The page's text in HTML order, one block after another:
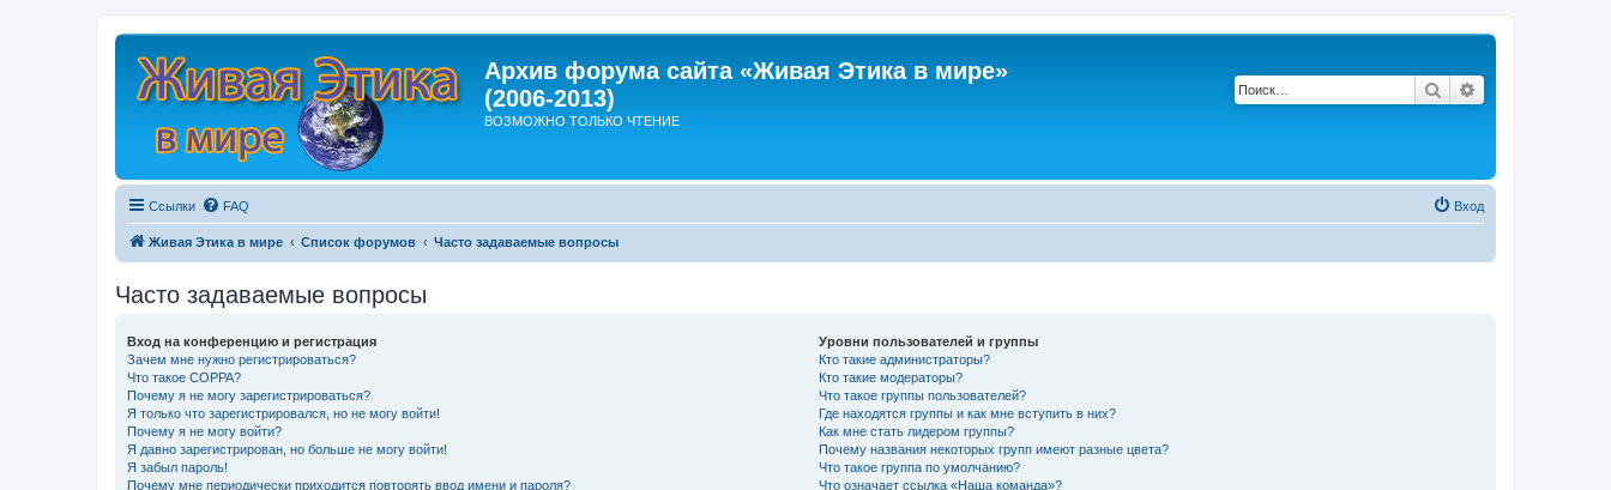
Архив форума сайта «Живая Этика в мире»
(2006-2013)
ВОЗМОЖНО ТОЛЬКО ЧТЕНИЕ
Поиск
Ссылки FAQ Вход
Живая Этика в мире Список форумов Часто задаваемые вопросы
Часто задаваемые вопросы
Вход на конференцию и регистрация
Зачем мне нужно регистрироваться?
Что такое COPPA?
Почему я не могу зарегистрироваться?
Я только что зарегистрировался, но не могу войти!
Почему я не могу войти?
Я давно зарегистрирован, но больше не могу войти!
Я забыл пароль!
Почему мне периодически приходится повторять ввод имени и пароля?
Уровни пользователей и группы
Кто такие администраторы?
Кто такие модераторы?
Что такое группы пользователей?
Где находятся группы и как мне вступить в них?
Как мне стать лидером группы?
Почему названия некоторых групп имеют разные цвета?
Что такое группа по умолчанию?
Что означает ссылка «Наша команда»?